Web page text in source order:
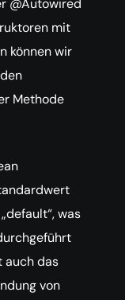
@Autowired
mit
können wir
Methode
was
auch das
von